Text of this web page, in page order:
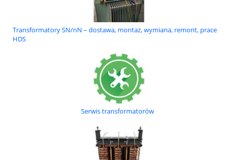
Transformatory SN/nN – dostawa, montaż, wymiana, remont, prace
HDS
Serwis transformatorów